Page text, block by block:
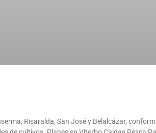
Risaralda, San José y Belalcázar,